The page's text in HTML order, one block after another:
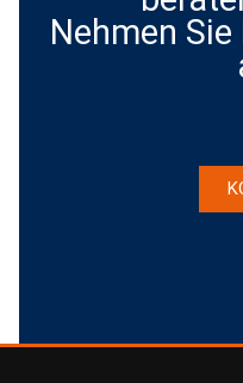
Nehmen